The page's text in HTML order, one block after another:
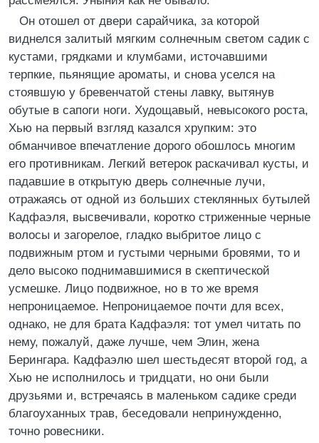
Он отошел от двери сарайчика, за которой
виднелся залитый мягким солнечным светом садик с
кустами, грядками и клумбами, источавшими
терпкие, пьянящие ароматы, и снова уселся на
стоявшую у бревенчатой стены лавку, вытянув
обутые в сапоги ноги. Худощавый, невысокого роста,
Хью на первый взгляд казался хрупким: это
обманчивое впечатление дорого обошлось многим
его противникам. Легкий ветерок раскачивал кусты, и
падавшие в открытую дверь солнечные лучи,
отражаясь от одной из больших стеклянных бутылей
Кадфаэля, высвечивали, коротко стриженные черные
волосы и загорелое, гладко выбритое лицо с
подвижным ртом и густыми черными бровями, то и
дело высоко поднимавшимися в скептической
усмешке. Лицо подвижное, но в то же время
непроницаемое. Непроницаемое почти для всех,
однако, не для брата Кадфаэля: тот умел читать по
нему, пожалуй, даже лучше, чем Элин, жена
Берингара. Кадфаэлю шел шестьдесят второй год, а
Хью не исполнилось и тридцати, но они были
друзьями и, встречаясь в маленьком садике среди
благоуханных трав, беседовали непринужденно,
точно ровесники.